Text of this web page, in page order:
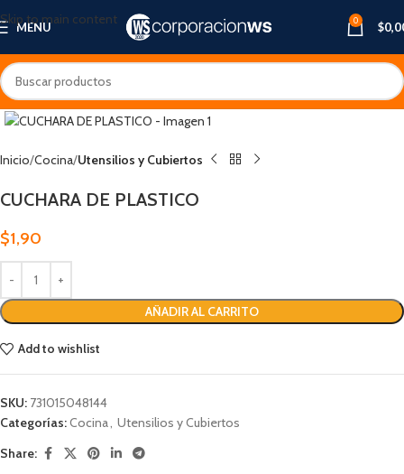
Skip to main content
MENU 0 $
Inicio Cocina Utensilios y Cubiertos
CUCHARA DE PLASTICO
$1,90
AÑADIR AL CARRITO
Add to wishlist
SKU: 731015048144
Categorías:Cocina Utensilios y Cubiertos
Share: